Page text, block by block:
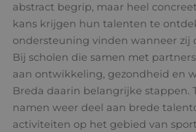
abstract begrip, maar heel
kans krijgen hun talenten te
ondersteuning vinden wanneer zij
Bij scholen die samen met
aan ontwikkeling, gezondheid en
Breda daarin belangrijke stappen.
namen weer deel aan brede
activiteiten op het gebied van